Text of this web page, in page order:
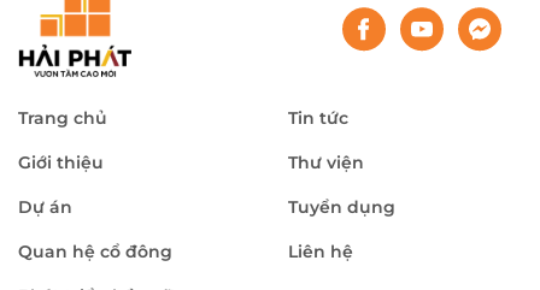
Trang chủ
Giới thiệu
Dự án
Quan hệ cổ đông
Tin tức
Thư viện
Tuyển dụng
Liên hệ